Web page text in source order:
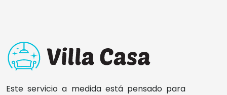
Este servicio a medida está pensado para